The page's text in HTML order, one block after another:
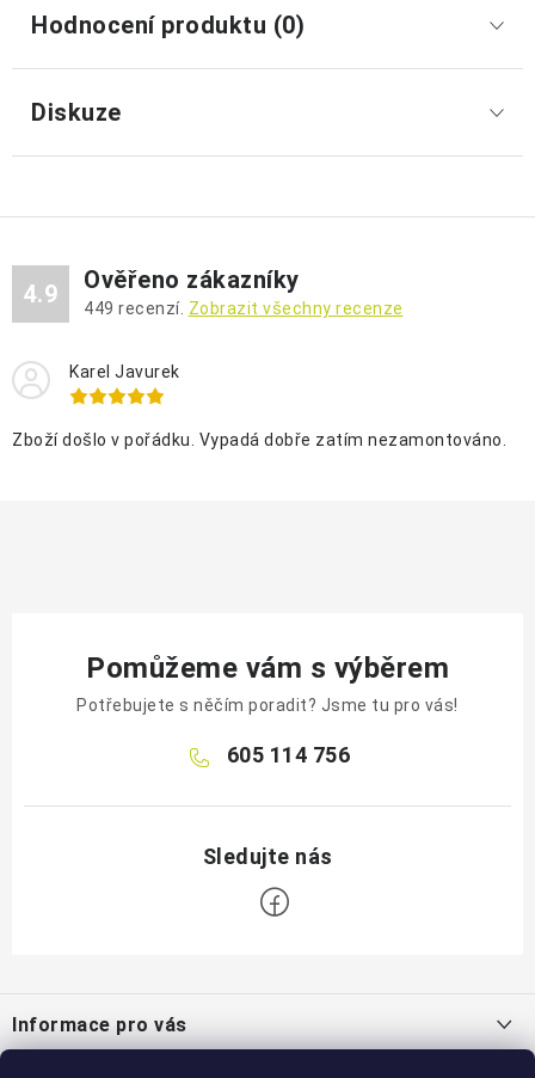
Hodnocení produktu (0)
Diskuze
4.9 Ověřeno zákazníky
449 recenzí. Zobrazit všechny recenze
Karel Javurek
Zboží došlo v pořádku. Vypadá dobře zatím nezamontováno.
Pomůžeme vám s výběrem
Potřebujete s něčím poradit? Jsme tu pro vás!
605 114 756
pInformace pro vás